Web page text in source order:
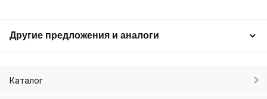
Другие предложения и аналоги
Каталог